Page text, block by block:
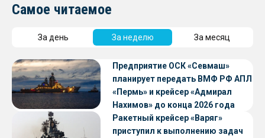
Самое читаемое
За день За неделю За месяц
Предприятие ОСК «Севмаш»
планирует передать ВМФ РФ АПЛ
«Пермь» и крейсер «Адмирал
Нахимов» до конца 2026 года
Ракетный крейсер «Варяг»
приступил к выполнению задач